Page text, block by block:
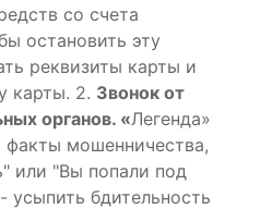
со счета
остановить эту
реквизиты карты и
карты. 2. Звонок от
органов. «Легенда»
мошенничества,
или "Вы попали под
усыпить бдительность